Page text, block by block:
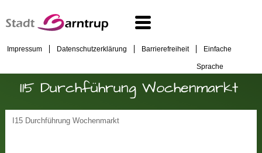
Impressum Datenschutzerklärung Barrierefreiheit Einfache
Sprache
I15 Durchführung Wochenmarkt
I15 Durchführung Wochenmarkt